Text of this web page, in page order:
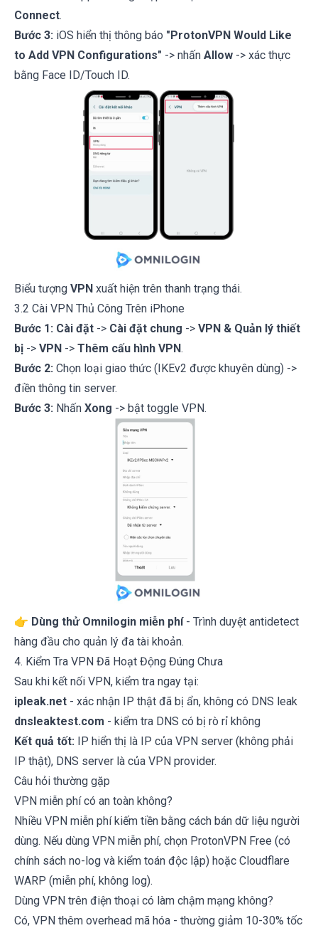
Connect.
Bước 3: iOS hiển thị thông báo "ProtonVPN Would Like
to Add VPN Configurations" -> nhấn Allow -> xác thực
bằng Face ID/Touch ID.
Biểu tượng VPN xuất hiện trên thanh trạng thái.
3.2 Cài VPN Thủ Công Trên iPhone
Bước 1: Cài đặt -> Cài đặt chung -> VPN & Quản lý thiết
bị -> VPN -> Thêm cấu hình VPN.
Bước 2: Chọn loại giao thức (IKEv2 được khuyên dùng) ->
điền thông tin server.
Bước 3: Nhấn Xong -> bật toggle VPN.
👉 Dùng thử Omnilogin miễn phí- Trình duyệt antidetect
hàng đầu cho quản lý đa tài khoản.
4. Kiểm Tra VPN Đã Hoạt Động Đúng Chưa
Sau khi kết nối VPN, kiểm tra ngay tại:
ipleak.net - xác nhận IP thật đã bị ẩn, không có DNS leak
dnsleaktest.com - kiểm tra DNS có bị rò rỉ không
Kết quả tốt: IP hiển thị là IP của VPN server (không phải
IP thật), DNS server là của VPN provider.
Câu hỏi thường gặp
VPN miễn phí có an toàn không?
Nhiều VPN miễn phí kiếm tiền bằng cách bán dữ liệu người
dùng. Nếu dùng VPN miễn phí, chọn ProtonVPN Free (có
chính sách no-log và kiểm toán độc lập) hoặc Cloudflare
WARP (miễn phí, không log).
Dùng VPN trên điện thoại có làm chậm mạng không?
Có, VPN thêm overhead mã hóa - thường giảm 10-30% tốc